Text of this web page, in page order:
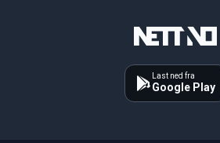
Last ned fra
Google Play